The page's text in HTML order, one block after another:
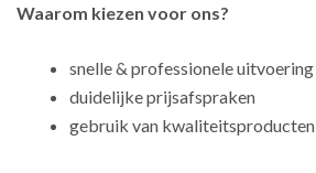
Waarom kiezen voor ons?
snelle & professionele uitvoering
duidelijke prijsafspraken
gebruik van kwaliteitsproducten